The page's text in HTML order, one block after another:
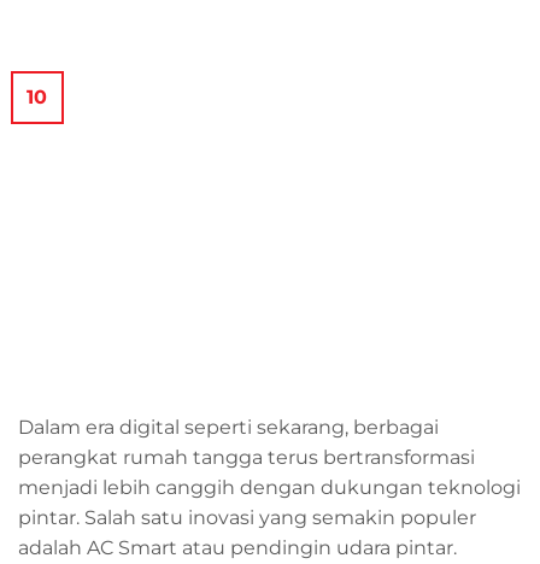
10
Dalam era digital seperti sekarang, berbagai
perangkat rumah tangga terus bertransformasi
menjadi lebih canggih dengan dukungan teknologi
pintar. Salah satu inovasi yang semakin populer
adalah AC Smart atau pendingin udara pintar.